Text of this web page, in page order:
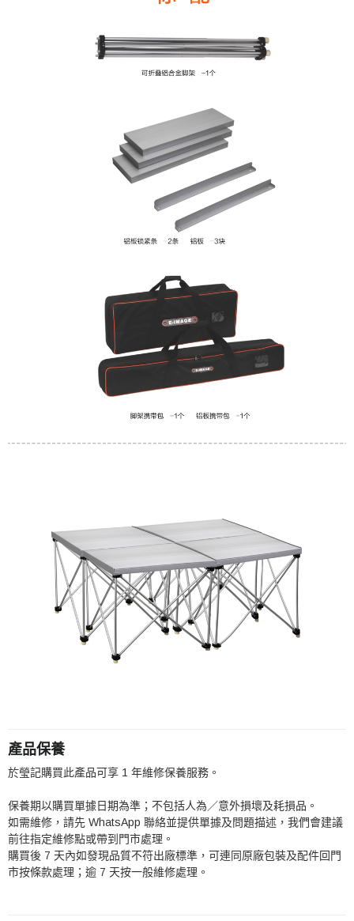
產品保養
於瑩記購買此產品可享 1 年維修保養服務。
保養期以購買單據日期為準；不包括人為／意外損壞及耗損品。
如需維修，請先 WhatsApp 聯絡並提供單據及問題描述，我們會建議
前往指定維修點或帶到門市處理。
購買後 7 天內如發現品質不符出廠標準，可連同原廠包裝及配件回門
市按條款處理；逾 7 天按一般維修處理。